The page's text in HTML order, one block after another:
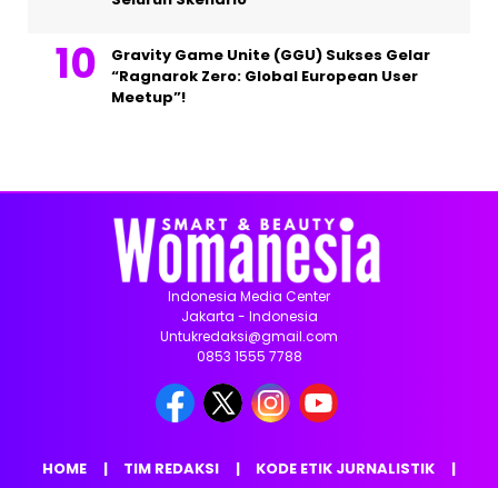
Gravity Game Unite (GGU) Sukses Gelar
“Ragnarok Zero: Global European User
Meetup”!
Indonesia Media Center
Jakarta - Indonesia
Untukredaksi@gmail.com
0853 1555 7788
HOME TIM REDAKSI
KODE ETIK JURNALISTIK